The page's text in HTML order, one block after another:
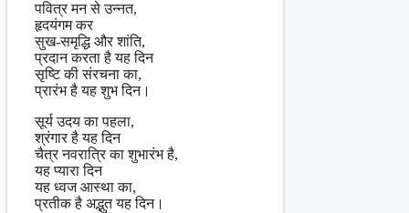
पवित्र मन से उन्नत,
हृदयंगम कर
सुख-समृद्धि और शांति,
प्रदान करता है यह दिन
सृष्टि की संरचना का,
प्रारंभ है यह शुभ दिन।
सूर्य उदय का पहला,
श्रंगार है यह दिन
चैत्र नवरात्रि का शुभारंभ है,
यह प्यारा दिन
यह ध्वज आस्था का,
प्रतीक है अद्भुत यह दिन।